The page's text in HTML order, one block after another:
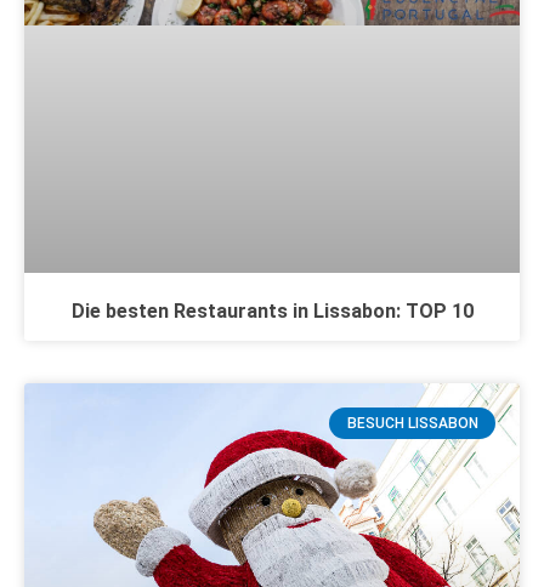
Die besten Restaurants in Lissabon: TOP 10
BESUCH LISSABON